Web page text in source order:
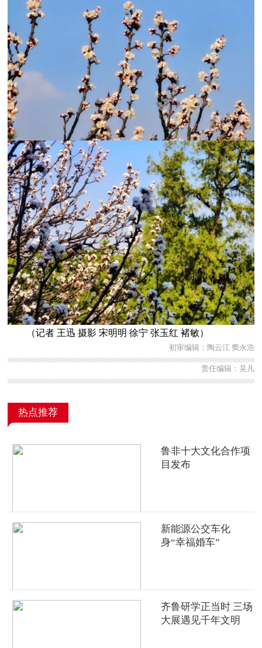
（记者 王迅 摄影 宋明明 徐宁 张玉红 褚敏）
初审编辑：陶云江 窦永浩
责任编辑：吴凡
热点推荐
鲁非十大文化合作项
目发布
新能源公交车化
身“幸福婚车”
齐鲁研学正当时 三场
大展遇见千年文明